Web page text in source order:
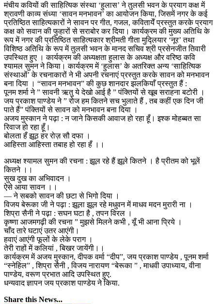
मंचीय कवियों की साहित्यिक संस्था ‘हुलास’ ने तुलसी भवन के प्रयाग कक्ष में
श्रावणी काव्य संध्या ‘सावन मनभावन’ का आयोजन किया, जिसमें नगर के कई
प्रतिष्ठित साहित्यकारों ने सावन पर गीत, गजल, कवितायेँ प्रस्तुत करके प्रयाग
कक्ष को सवान की फुहारों से सराबोर कर दिया। कार्यक्रम की मुख्य अतिथि के
रूप में नगर की प्रतिष्ठित साहित्यकार श्रीमती गीता मुद्लियार ‘नूर’ तथा
विशिष्ठ अतिथि के रूप में तुलसी भवन के मानद सचिव श्री प्रसेनजीत तिवारी
उपस्थित हुए । कार्यक्रम की अध्यक्षता हुलास के अध्यक्ष और वरिष्ठ कवि
श्यामल सुमन ने किया। कार्यक्रम में ‘हुलास’ के अतरिक्त अन्य ‘साहित्यिक
संस्थाओं’ के रचनाकारों ने भी अपनी रचनाएं प्रस्तुत करके सावन को मनभावन
बना दिया । “सावन मनभावन” की कुछ शानदार झलकियाँ प्रस्तुत हैं :
पूनम शर्मा ने ” सावनी ऋतु ये देखो आई है ” पंक्तियों से खूब सराहना बटोरी ।
जय प्रकाश पाण्डेय ने ” रोज हम कितने सच भुलाते हैं , तब कहीं एक दिन जी
पाते हैं” पंक्तियों से सावन को मनभावन बना दिया ।
अजय मुस्कान ने पढ़ा : न जाने किसकी आवाज हो रहा हूँ। इश्क मोहब्बत सा
रिवाज हो रहा हूँ।
बोलता हँ झूठ हर रोज़ सौ दफा ।
आहिस्ता आहिस्ता तबाह हो रहा हँ ।।
अध्यक्ष श्यामल सुमन की रचना : झूल रहे हैं झूले कितने । है प्रीतम को भूलें
कितने ।।
सुख दुख का अभिवादन ।
ऐसे आया सावन ।।
— ने सबको सावन की छटा से भिगो दिया ।
विजय बेरूका जी ने पढ़ा : झूला झूल रहे मधुवन में माधव मदन मुरारी ना ।
शिप्रा सैनी ने पढ़ा : सघन घटा है , तपन विरल ।
कृष्णा आजमगढ़ी की रचना ” मुझसे मिलने कभी , यूँ भी आना प्रिये ।
चाँद तारे घटाएं उतर आएंगी।
हवाएं आएंगी फूलों के लेके पराग ।
तेरी राहों में कलियां , बिखर जायेंगी।।
कार्यक्रम में अजय मुस्कान, दीपक वर्मा “दीप”, जय प्रकाश पाण्डेय , पूनम शर्मा
“स्नेहिल” , शिप्रा सैनी , विजय नारायण “बेरूका ” , माधवी उपाध्याय, वीना
पाण्डेय, वरूण प्रभात आदि उपस्थित हुए.
धन्यवाद ज्ञापन जय प्रकाश पाण्डेय ने किया.
Share this News...